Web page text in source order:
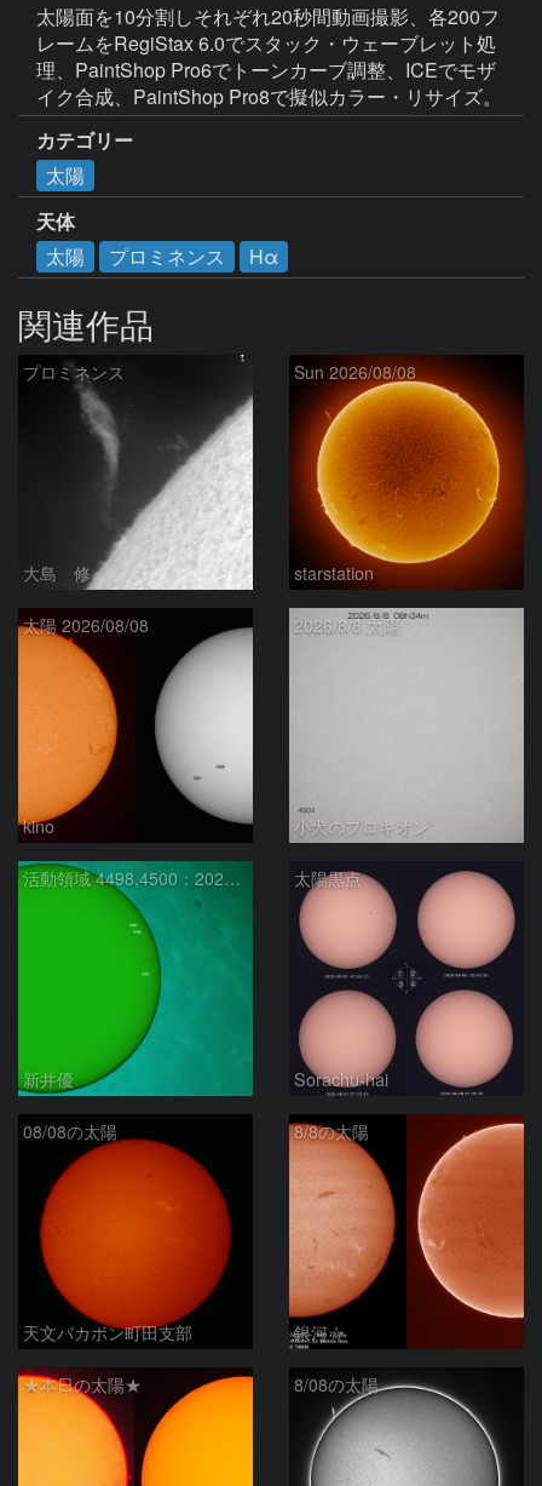
太陽面を10分割しそれぞれ20秒間動画撮影、各200フ
レームをRegiStax 6.0でスタック・ウェーブレット処
理、PaintShop Pro6でトーンカーブ調整、ICEでモザ
イク合成、PaintShop Pro8で擬似カラー・リサイズ。
カテゴリー
太陽
天体
太陽
プロミネンス Hα
関連作品
プロミネンス
大島 修
Sun 2026/08/08
starstation
太陽 2026/08/08
kino
2026/8/8 太陽
小犬のプロキオン
活動領域 4498,4500：2026/08/08
新井優
太陽黒点
Sorachu-hai
08/08の太陽
天文バカボン町田支部
8/8の太陽
銀河☆
★本日の太陽★ 8/08の太陽